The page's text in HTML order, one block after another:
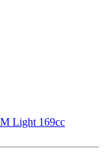
Light 169cc